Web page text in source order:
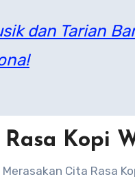
dan Tarian
Kopi